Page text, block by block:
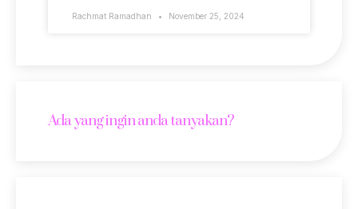
Rachmat Ramadhan November 25, 2024
Ada yang ingin anda tanyakan?